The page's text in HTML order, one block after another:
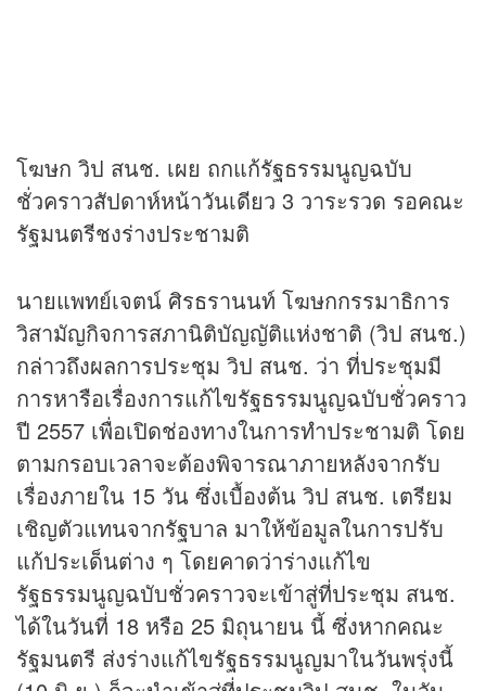
โฆษก วิป สนช. เผย ถกแก้รัฐธรรมนูญฉบับ
ชั่วคราวสัปดาห์หน้าวันเดียว 3 วาระรวด รอคณะ
รัฐมนตรีชงร่างประชามติ
นายแพทย์เจตน์ ศิรธรานนท์ โฆษกกรรมาธิการ
วิสามัญกิจการสภานิติบัญญัติแห่งชาติ (วิป สนช.)
กล่าวถึงผลการประชุม วิป สนช. ว่า ที่ประชุมมี
การหารือเรื่องการแก้ไขรัฐธรรมนูญฉบับชั่วคราว
ปี 2557 เพื่อเปิดช่องทางในการทำประชามติ โดย
ตามกรอบเวลาจะต้องพิจารณาภายหลังจากรับ
เรื่องภายใน 15 วัน ซึ่งเบื้องต้น วิป สนช. เตรียม
เชิญตัวแทนจากรัฐบาล มาให้ข้อมูลในการปรับ
แก้ประเด็นต่าง ๆ โดยคาดว่าร่างแก้ไข
รัฐธรรมนูญฉบับชั่วคราวจะเข้าสู่ที่ประชุม สนช.
ได้ในวันที่ 18 หรือ 25 มิถุนายน นี้ ซึ่งหากคณะ
รัฐมนตรี ส่งร่างแก้ไขรัฐธรรมนูญมาในวันพรุ่งนี้